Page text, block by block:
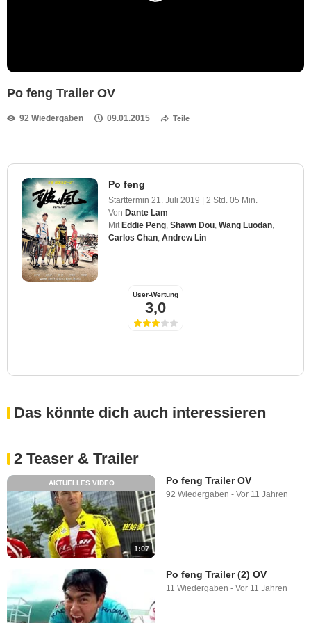
Po feng Trailer OV
92 Wiedergaben 09.01.2015 Teile
Po feng
Starttermin 21. Juli 2019 | 2 Std. 05 Min.
Von Dante Lam
Mit Eddie Peng Shawn Dou Wang Luodan
Carlos Chan Andrew Lin
User-Wertung
3,0
Das könnte dich auch interessieren
2 Teaser & Trailer
1:07
AKTUELLES VIDEO Po feng Trailer OV
92 Wiedergaben - Vor 11 Jahren
Po feng Trailer (2) OV
11 Wiedergaben - Vor 11 Jahren